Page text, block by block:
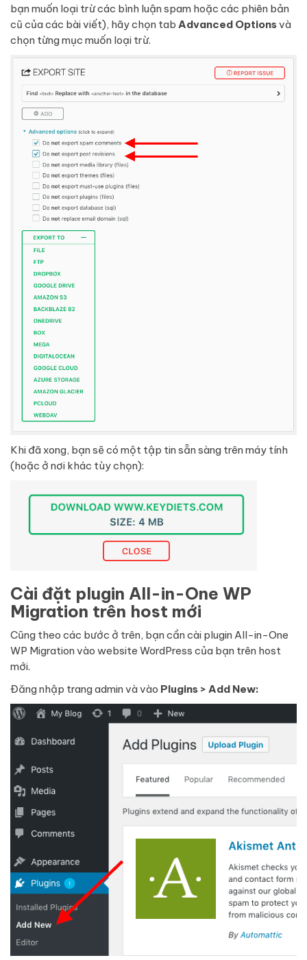
bạn muốn loại trừ các bình luận spam hoặc các phiên bản
cũ của các bài viết), hãy chọn tab Advanced Optionsvà
chọn từng mục muốn loại trừ.
Khi đã xong, bạn sẽ có một tập tin sẵn sàng trên máy tính
(hoặc ở nơi khác tùy chọn):
Cài đặt plugin All-in-One WP
Migration trên host mới
Cũng theo các bước ở trên, bạn cần cài plugin All-in-One
WP Migration vào website WordPress của bạn trên host
mới.
Đăng nhập trang admin và vào Plugins > Add New: